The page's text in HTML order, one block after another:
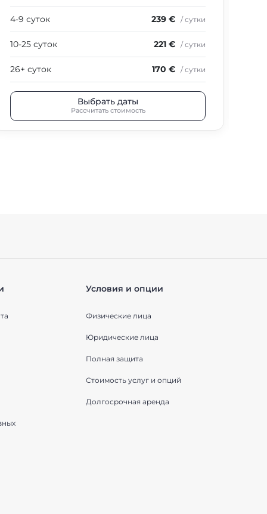
4-9 суток 239 € / сутки
10-25 суток 221 € / сутки
26+ суток 170 € / сутки
Выбрать даты
Рассчитать стоимость
Условия и опции
Физические лица
Юридические лица
Полная защита
Стоимость услуг и опций
Долгосрочная аренда